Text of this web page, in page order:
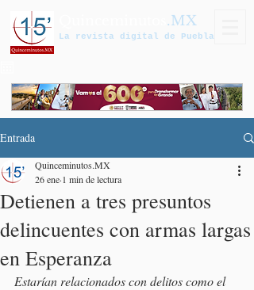
.MX
La revista digital de Puebla
Entrada
Detienen a tres presuntos
delincuentes con armas largas
en Esperanza
Quinceminutos.MX
26 ene 1 min de lectura
Estarían relacionados con delitos como el